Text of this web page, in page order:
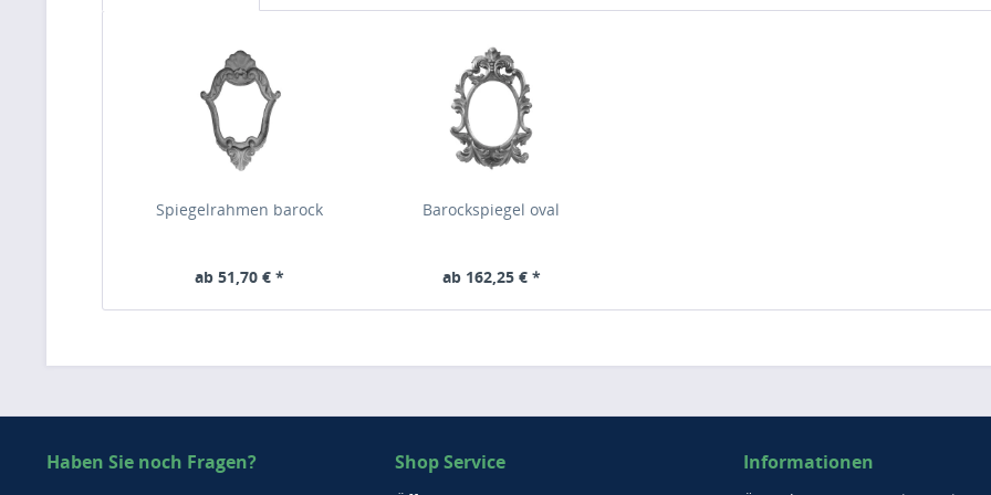
Spiegelrahmen barock
ab 51,70 € *
Barockspiegel oval
ab 162,25 € *
Haben Sie noch Fragen? Shop Service Informationen